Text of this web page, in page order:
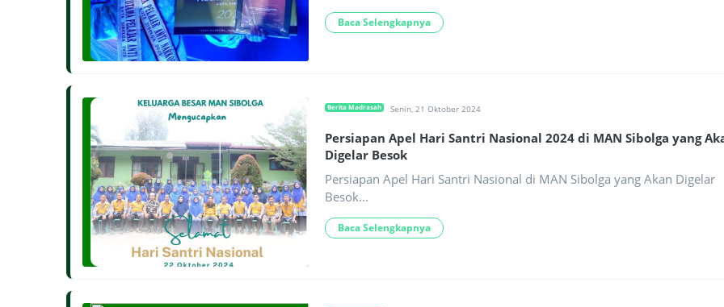
Baca Selengkapnya
Berita Madrasah Senin, 21 Oktober 2024
Persiapan Apel Hari Santri Nasional 2024 di MAN Sibolga yang
Digelar Besok
Persiapan Apel Hari Santri Nasional di MAN Sibolga yang Akan Digelar
Besok...
Baca Selengkapnya